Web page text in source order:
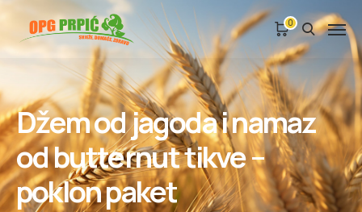
0
Džem od jagoda i namaz
od butternut tikve –
poklon paket